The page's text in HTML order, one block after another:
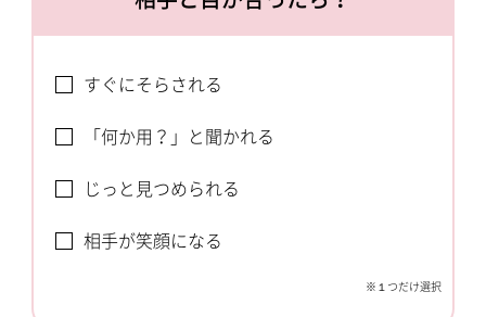
すぐにそらされる
「何か用？」と聞かれる
じっと見つめられる
相手が笑顔になる
※１つだけ選択